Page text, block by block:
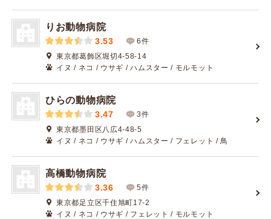
りお動物病院
3.53
6件
東京都葛飾区堀切4-58-14
イヌ / ネコ / ウサギ / ハムスター / モルモット
ひらの動物病院
3.47
3件
東京都墨田区八広4-48-5
イヌ / ネコ / ウサギ / ハムスター / フェレット / 鳥
高橋動物病院
3.36
5件
東京都足立区千住旭町17-2
イヌ / ネコ / ウサギ / フェレット / モルモット